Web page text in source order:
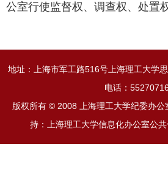
公室行使监督权、调查权、处置权
地址：上海市军工路516号上海理工大学
电话：
版权所有 © 2008 上海理工大学纪委办公
持：上海理工大学信息化办公室公